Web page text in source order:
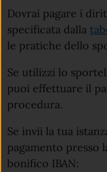
Dovrai pagare i
specificata dalla
le pratiche dello
Se utilizzi lo
puoi effettuare il
procedura.
Se invii la tua
pagamento presso
bonifico IBAN: